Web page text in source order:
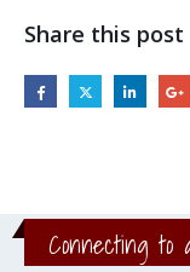
Share this post
Connecting